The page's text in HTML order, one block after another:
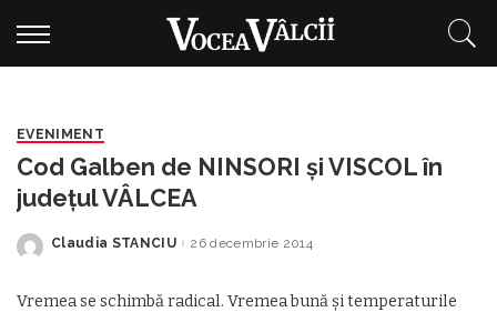
EVENIMENT
Cod Galben de NINSORI şi VISCOL în
judeţul VÂLCEA
Posted
Claudia STANCIU 26 decembrie 2014
Vremea se schimbă radical. Vremea bună şi temperaturile